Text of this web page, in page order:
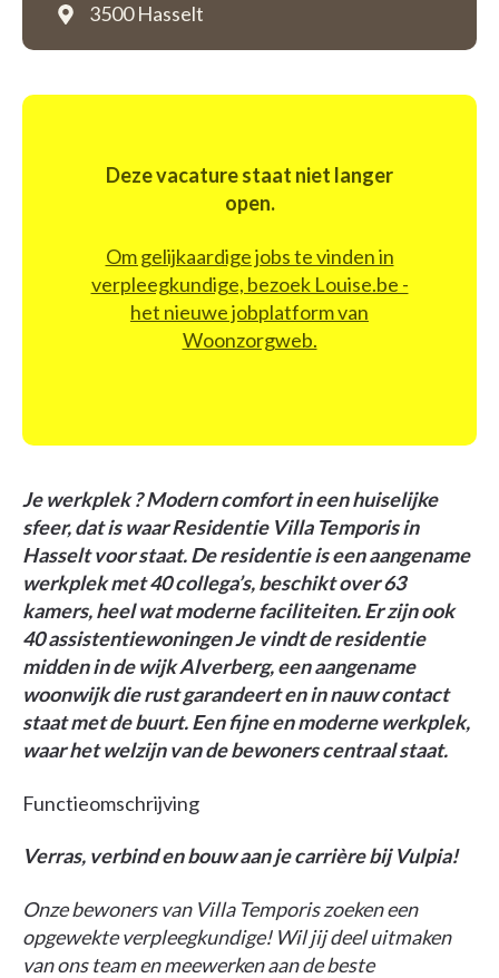
3500 Hasselt
Deze vacature staat niet langer
open.
Om gelijkaardige jobs te vinden in
verpleegkundige, bezoek Louise.be -
het nieuwe jobplatform van
Woonzorgweb.
Je werkplek ? Modern comfort in een huiselijke
sfeer, dat is waar Residentie Villa Temporis in
Hasselt voor staat. De residentie is een aangename
werkplek met 40 collega’s, beschikt over 63
kamers, heel wat moderne faciliteiten. Er zijn ook
40 assistentiewoningen Je vindt de residentie
midden in de wijk Alverberg, een aangename
woonwijk die rust garandeert en in nauw contact
staat met de buurt. Een fijne en moderne werkplek,
waar het welzijn van de bewoners centraal staat.
Functieomschrijving
Verras, verbind en bouw aan je carrière bij Vulpia!
Onze bewoners van Villa Temporis zoeken een
opgewekte verpleegkundige! Wil jij deel uitmaken
van ons team en meewerken aan de beste